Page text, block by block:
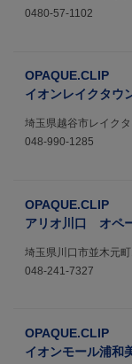
0480-57-1102
OPAQUE.CLIP
イオンレイクタ
埼玉県越谷市レイク
048-990-1285
OPAQUE.CLIP
アリオ川口 オペ
埼玉県川口市並木
048-241-7327
OPAQUE.CLIP
イオンモール浦